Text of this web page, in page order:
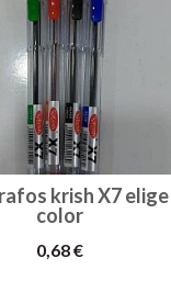
krish X7 elige
color
0,68 €